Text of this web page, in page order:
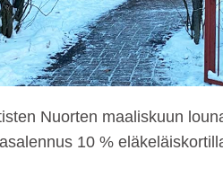
Nuorten maaliskuun
10 %